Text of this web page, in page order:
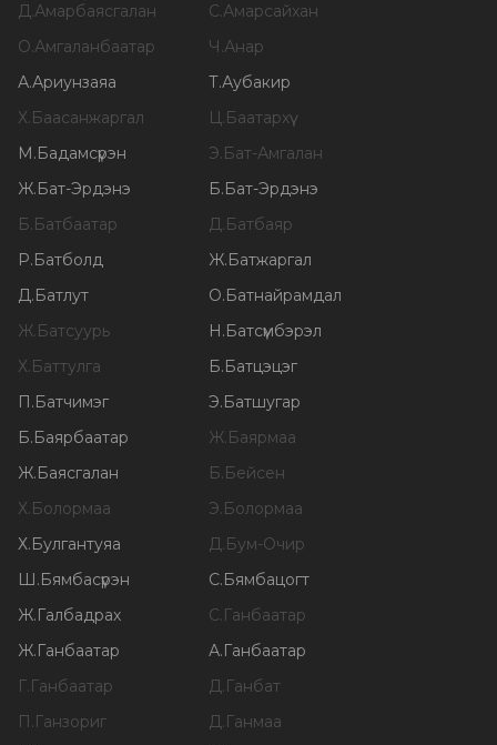
Д.Амарбаясгалан С.Амарсайхан
О.Амгаланбаатар Ч .Анар
А.Ариунзаяа Т.Аубакир
Х. Баасанжаргал Ц. Баатархүү
М . Бадамсүрэн Э. Бат-Амгалан
Ж. Бат-Эрдэнэ Б. Бат-Эрдэнэ
Б. Батбаатар Д. Батбаяр
Р. Батболд Ж. Батжаргал
Д. Батлут О. Батнайрамдал
Ж. Батсуурь Н . Батсүмбэрэл
Х. Баттулга Б. Батцэцэг
П . Батчимэг Э. Батшугар
Б. Баярбаатар Ж. Баярмаа
Ж. Баясгалан Б. Бейсен
Х. Болормаа Э. Болормаа
Х. Булгантуяа Д. Бум-Очир
Ш . Бямбасүрэн С. Бямбацогт
Ж. Галбадрах С. Ганбаатар
Ж. Ганбаатар А. Ганбаатар
Г. Ганбаатар Д. Ганбат
П . Ганзориг Д. Ганмаа